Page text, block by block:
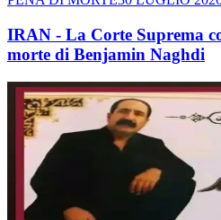
IRAN - La Corte Suprema
morte di Benjamin Naghdi